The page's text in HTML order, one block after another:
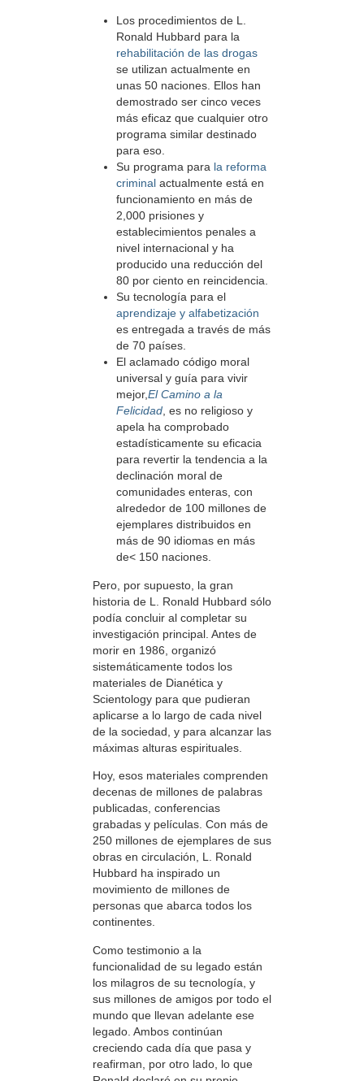
Los procedimientos de L.
Ronald Hubbard para la
rehabilitación de las drogas
se utilizan actualmente en
unas 50 naciones. Ellos han
demostrado ser cinco veces
más eficaz que cualquier otro
programa similar destinado
para eso.
Su programa para la reforma
criminalactualmente está en
funcionamiento en más de
2,000 prisiones y
establecimientos penales a
nivel internacional y ha
producido una reducción del
80 por ciento en reincidencia.
Su tecnología para el
aprendizaje y alfabetización
es entregada a través de más
de 70 países.
El aclamado código moral
universal y guía para vivir
mejor,El Camino a la
Felicidad, es no religioso y
apela ha comprobado
estadísticamente su eficacia
para revertir la tendencia a la
declinación moral de
comunidades enteras, con
alrededor de 100 millones de
ejemplares distribuidos en
más de 90 idiomas en más
de< 150 naciones.
Pero, por supuesto, la gran
historia de L. Ronald Hubbard sólo
podía concluir al completar su
investigación principal. Antes de
morir en 1986, organizó
sistemáticamente todos los
materiales de Dianética y
Scientology para que pudieran
aplicarse a lo largo de cada nivel
de la sociedad, y para alcanzar las
máximas alturas espirituales.
Hoy, esos materiales comprenden
decenas de millones de palabras
publicadas, conferencias
grabadas y películas. Con más de
250 millones de ejemplares de sus
obras en circulación, L. Ronald
Hubbard ha inspirado un
movimiento de millones de
personas que abarca todos los
continentes.
Como testimonio a la
funcionalidad de su legado están
los milagros de su tecnología, y
sus millones de amigos por todo el
mundo que llevan adelante ese
legado. Ambos continúan
creciendo cada día que pasa y
reafirman, por otro lado, lo que